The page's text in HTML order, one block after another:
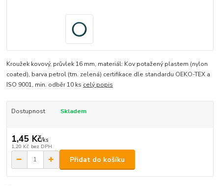
Kroužek kovový, průvlek 16 mm, materiál: Kov potažený plastem (nylon
coated), barva petrol (tm. zelená) certifikace dle standardu OEKO-TEX a
ISO 9001, min. odběr 10 ks celý popis
Dostupnost Skladem
1,45 Kč/ks
1,20 Kč bez DPH
Přidat do košíku